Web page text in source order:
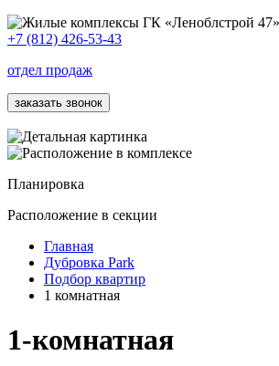
+7 (812) 426-53-43
отдел продаж
заказать звонок
Планировка
Расположение в секции
Главная
Дубровка Park
Подбор квартир
1 комнатная
1-комнатная